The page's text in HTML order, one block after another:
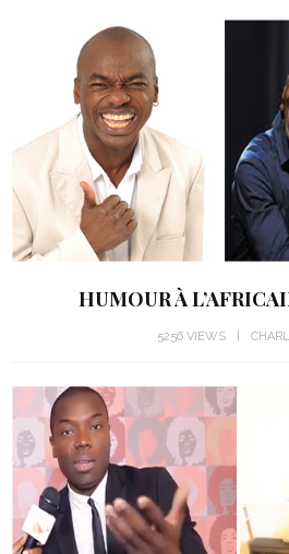
HUMOUR À
5256 VIEWS